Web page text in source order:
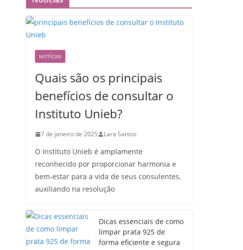
NOTÍCIAS
Quais são os principais
benefícios de consultar o
Instituto Unieb?
7 de janeiro de 2025 Lara Santos
O Instituto Unieb é amplamente
reconhecido por proporcionar harmonia e
bem-estar para a vida de seus consulentes,
auxiliando na resolução
Dicas essenciais de como
limpar prata 925 de
forma eficiente e segura